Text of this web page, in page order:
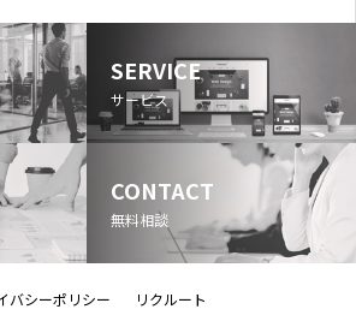
SERVICE
サービス
CONTACT
無料相談
バシーポリシー リクルート